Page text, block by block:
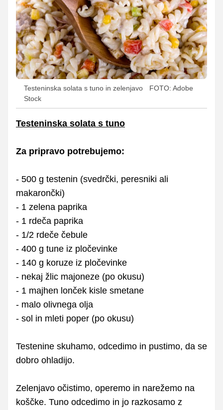
Testeninska solata s tuno in zelenjavo
FOTO: Adobe
Stock
Testeninska solata s tuno
Za pripravo potrebujemo:
- 500 g testenin (svedrčki, peresniki ali
makarončki)
- 1 zelena paprika
- 1 rdeča paprika
- 1/2 rdeče čebule
- 400 g tune iz pločevinke
- 140 g koruze iz pločevinke
- nekaj žlic majoneze (po okusu)
- 1 majhen lonček kisle smetane
- malo olivnega olja
- sol in mleti poper (po okusu)
Testenine skuhamo, odcedimo in pustimo, da se
dobro ohladijo.
Zelenjavo očistimo, operemo in narežemo na
koščke. Tuno odcedimo in jo razkosamo z